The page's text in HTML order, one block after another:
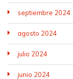
septiembre 2024
agosto 2024
julio 2024
junio 2024